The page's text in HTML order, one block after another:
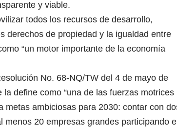
y viable.
todos los recursos de desarrollo,
derechos de propiedad y la igualdad entre
“un motor importante de la economía
No. 68-NQ/TW del 4 de mayo de
define como “una de las fuerzas motrices
metas ambiciosas para 2030: contar con
20 empresas grandes participando